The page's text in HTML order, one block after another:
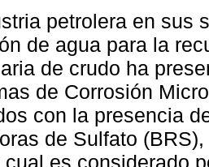
petrolera en sus
de agua para la
de crudo ha
de Corrosión
con la presencia
de Sulfato
cual es considerado